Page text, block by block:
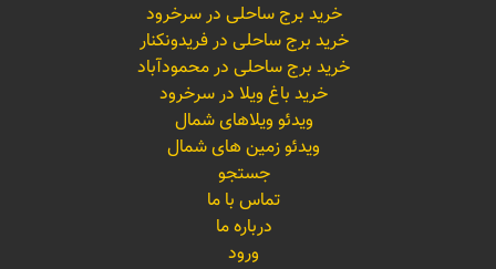
خرید برج ساحلی در سرخرود
خرید برج ساحلی در فریدونکنار
خرید برج ساحلی در محمودآباد
خرید باغ ویلا در سرخرود
ویدئو ویلاهای شمال
ویدئو زمین های شمال
جستجو
تماس با ما
درباره ما
ورود